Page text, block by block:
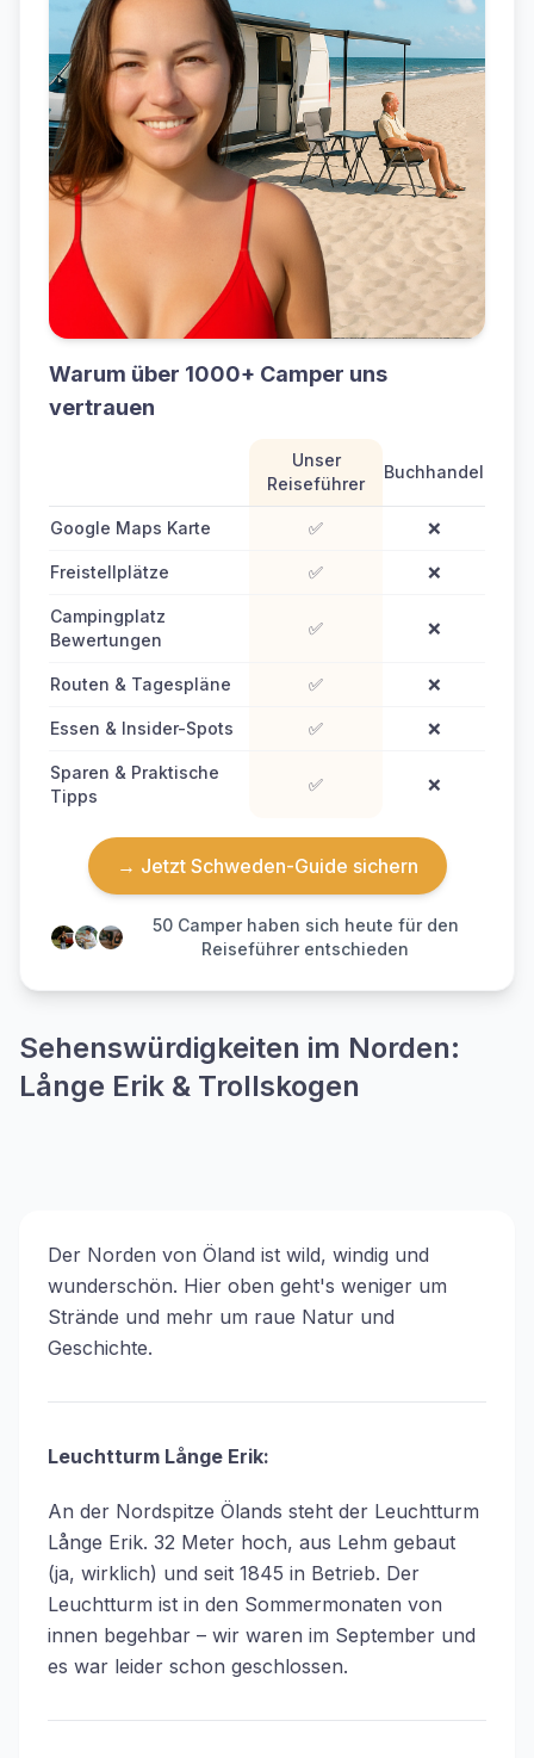
Warum über 1000+ Camper uns
vertrauen
Unser
Reiseführer
Buchhandel
Google Maps Karte ✅ ❌
Freistellplätze ✅ ❌
Campingplatz
Bewertungen
✅ ❌
Routen & Tagespläne ✅ ❌
Essen & Insider-Spots ✅ ❌
Sparen & Praktische
Tipps
✅ ❌
→ Jetzt Schweden-Guide sichern
50Camper haben sich heute für den
Reiseführer entschieden
Sehenswürdigkeiten im Norden:
Långe Erik & Trollskogen
Der Norden von Öland ist wild, windig und
wunderschön. Hier oben geht's weniger um
Strände und mehr um raue Natur und
Geschichte.
Leuchtturm Långe Erik:
An der Nordspitze Ölands steht der Leuchtturm
Långe Erik. 32 Meter hoch, aus Lehm gebaut
(ja, wirklich) und seit 1845 in Betrieb. Der
Leuchtturm ist in den Sommermonaten von
innen begehbar – wir waren im September und
es war leider schon geschlossen.